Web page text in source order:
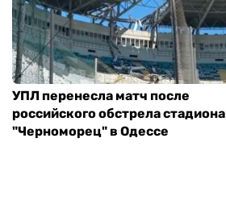
УПЛ перенесла матч после
российского обстрела стадиона
"Черноморец" в Одессе